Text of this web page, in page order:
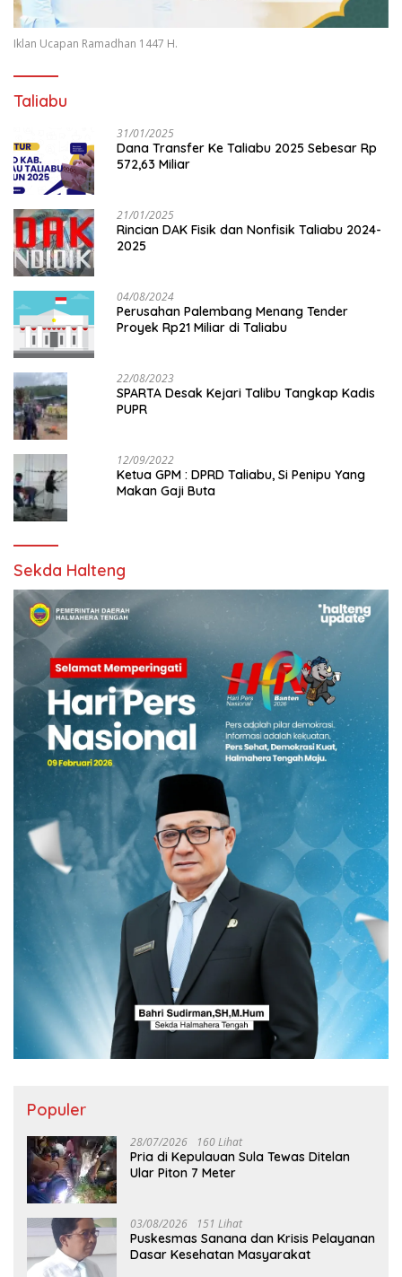
Iklan Ucapan Ramadhan 1447 H.
Taliabu
31/01/2025
Dana Transfer Ke Taliabu 2025 Sebesar Rp
572,63 Miliar
21/01/2025
Rincian DAK Fisik dan Nonfisik Taliabu 2024-
2025
04/08/2024
Perusahan Palembang Menang Tender
Proyek Rp21 Miliar di Taliabu
22/08/2023
SPARTA Desak Kejari Talibu Tangkap Kadis
PUPR
12/09/2022
Ketua GPM : DPRD Taliabu, Si Penipu Yang
Makan Gaji Buta
Sekda Halteng
Populer
28/07/2026 160 Lihat
Pria di Kepulauan Sula Tewas Ditelan
Ular Piton 7 Meter
03/08/2026 151 Lihat
Puskesmas Sanana dan Krisis Pelayanan
Dasar Kesehatan Masyarakat